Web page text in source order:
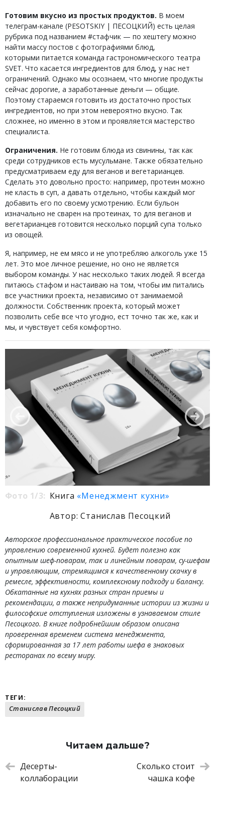
Готовим вкусно из простых продуктов. В моем
телеграм-канале (PESOTSKIY | ПЕСОЦКИЙ) есть целая
рубрика под названием #cтафчик — по хештегу можно
найти массу постов с фотографиями блюд,
которыми питается команда гастрономического театра
SVET. Что касается ингредиентов для блюд, у нас нет
ограничений. Однако мы осознаем, что многие продукты
сейчас дорогие, а заработанные деньги — общие.
Поэтому стараемся готовить из достаточно простых
ингредиентов, но при этом невероятно вкусно. Так
сложнее, но именно в этом и проявляется мастерство
специалиста.
Ограничения. Не готовим блюда из свинины, так как
среди сотрудников есть мусульмане. Также обязательно
предусматриваем еду для веганов и вегетарианцев.
Сделать это довольно просто: например, протеин можно
не класть в суп, а давать отдельно, чтобы каждый мог
добавить его по своему усмотрению. Если бульон
изначально не сварен на протеинах, то для веганов и
вегетарианцев готовится несколько порций супа только
из овощей.
Я, например, не ем мясо и не употребляю алкоголь уже 15
лет. Это мое личное решение, но оно не является
выбором команды. У нас несколько таких людей. Я всегда
питаюсь стафом и настаиваю на том, чтобы им питались
все участники проекта, независимо от занимаемой
должности. Собственник проекта, который может
позволить себе все что угодно, ест точно так же, как и
мы, и чувствует себя комфортно.
Фото 1/3: Книга «Менеджмент кухни»
Автор: Станислав Песоцкий
Авторское профессиональное практическое пособие по
управлению современной кухней. Будет полезно как
опытным шеф-поварам, так и линейным поварам, су-шефам
и управляющим, стремящимся к качественному скачку в
ремесле, эффективности, комплексному подходу и балансу.
Обкатанные на кухнях разных стран приемы и
рекомендации, а также непридуманные истории из жизни и
философские отступления изложены в узнаваемом стиле
Песоцкого. В книге подробнейшим образом описана
проверенная временем система менеджмента,
сформированная за 17 лет работы шефа в знаковых
ресторанах по всему миру.
ТЕГИ:
Станислав Песоцкий
Читаем дальше?
Десерты-
коллаборации
Сколько стоит
чашка кофе